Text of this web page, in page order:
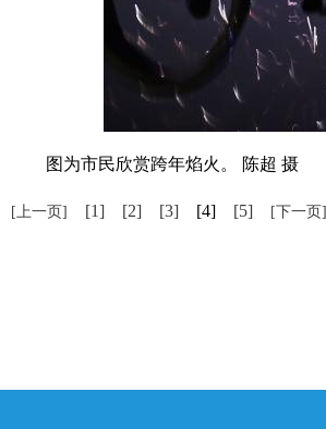
图为市民欣赏跨年焰火。 陈超 摄
[上一页] [1] [2] [3] [4] [5] [下一页]